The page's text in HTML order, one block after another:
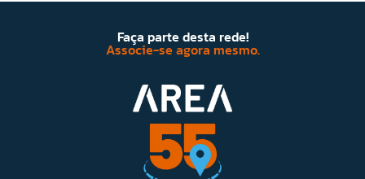
Faça parte desta rede!
Associe-se agora mesmo.